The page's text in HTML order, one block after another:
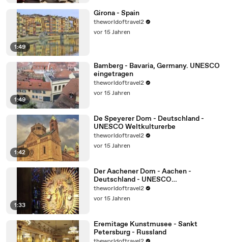
1:49
Girona - Spain
theworldoftravel2
vor 15 Jahren
1:49
Bamberg - Bavaria, Germany. UNESCO
eingetragen
theworldoftravel2
vor 15 Jahren
1:42
De Speyerer Dom - Deutschland -
UNESCO Weltkulturerbe
theworldoftravel2
vor 15 Jahren
1:33
Der Aachener Dom - Aachen -
Deutschland - UNESCO
Weltkulturerbe
theworldoftravel2
vor 15 Jahren
Eremitage Kunstmusee - Sankt
Petersburg - Russland